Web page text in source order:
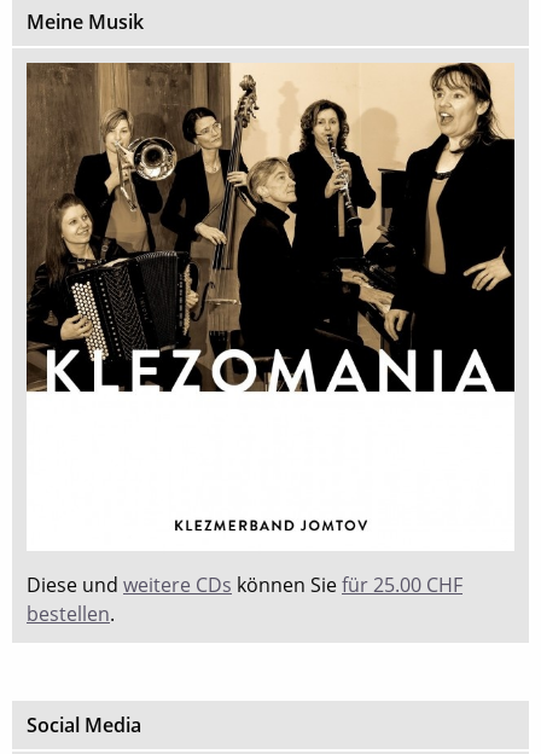
Meine Musik
Diese und weitere CDs können Siefür 25.00 CHF
bestellen.
Social Media